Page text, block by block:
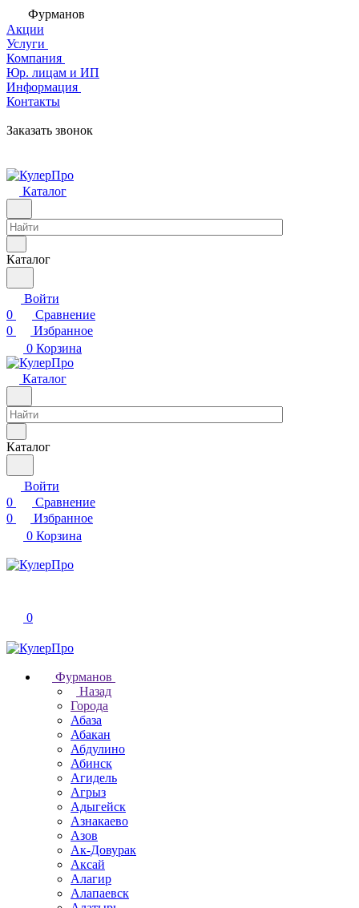
Фурманов
Акции
Услуги
Компания
Юр. лицам и ИП
Информация
Контакты
Заказать звонок
Каталог
Каталог
Войти
0
Сравнение
0
Избранное
0 Корзина
Каталог
Каталог
Войти
0
Сравнение
0
Избранное
0 Корзина
0
Фурманов
Назад
Города
Абаза
Абакан
Абдулино
Абинск
Агидель
Агрыз
Адыгейск
Азнакаево
Азов
Ак-Довурак
Аксай
Алагир
Алапаевск